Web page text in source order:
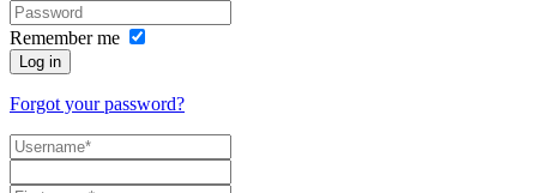
Remember me
Log in
Forgot your password?